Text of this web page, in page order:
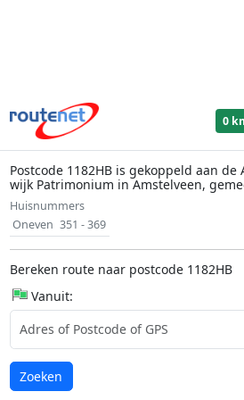
0
Postcode 1182HB is gekoppeld aan
wijk Patrimonium in Amstelveen,
Huisnummers
Oneven 351 - 369
Bereken route naar postcode 1182HB
Vanuit:
Laden...
Zoeken